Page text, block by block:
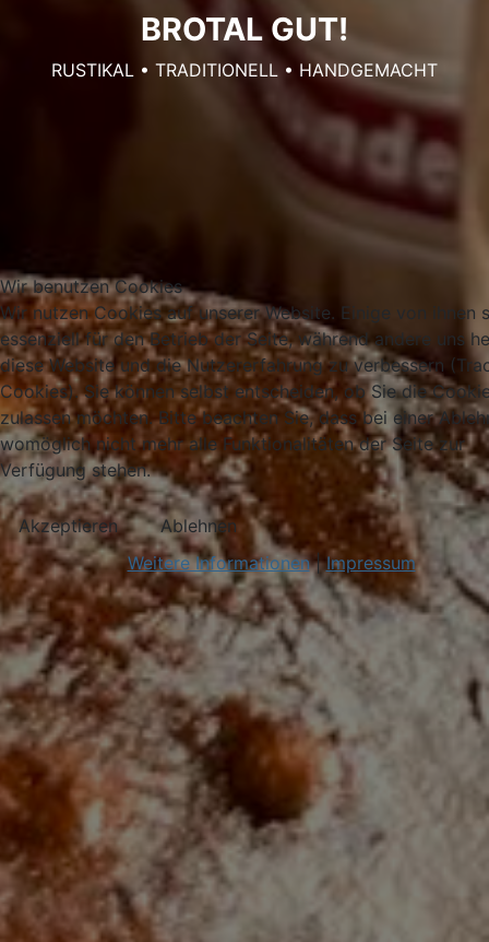
BROTAL GUT!
RUSTIKAL • TRADITIONELL • HANDGEMACHT
Wir benutzen Cookies
Wir nutzen Cookies auf unserer Website. Einige von ihnen
essenziell für den Betrieb der Seite, während andere uns
diese Website und die Nutzererfahrung zu verbessern
Cookies). Sie können selbst entscheiden, ob Sie die
zulassen möchten. Bitte beachten Sie, dass bei einer
womöglich nicht mehr alle Funktionalitäten der Seite zur
Verfügung stehen.
Akzeptieren
Ablehnen
Weitere Informationen|Impressum